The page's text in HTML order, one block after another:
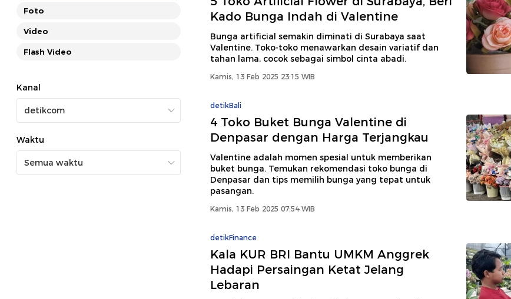
Foto
Video
Flash Video
Kanal
Waktu
Kado Bunga Indah di Valentine
Bunga artificial semakin diminati di Surabaya saat
Valentine. Toko-toko menawarkan desain variatif dan
tahan lama, cocok sebagai simbol cinta abadi.
Kamis, 13 Feb 2025 23:15 WIB
detikBali
4 Toko Buket Bunga Valentine di
Denpasar dengan Harga Terjangkau
Valentine adalah momen spesial untuk memberikan
buket bunga. Temukan rekomendasi toko bunga di
Denpasar dan tips memilih bunga yang tepat untuk
pasangan.
Kamis, 13 Feb 2025 07:54 WIB
detikFinance
Kala KUR BRI Bantu UMKM Anggrek
Hadapi Persaingan Ketat Jelang
Lebaran